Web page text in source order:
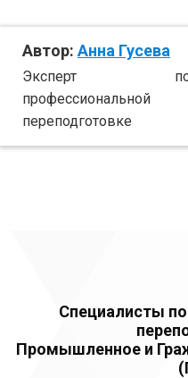
Автор: Анна Гусева
Эксперт
профессиональной
переподготовке
Специалисты
Промышленное и